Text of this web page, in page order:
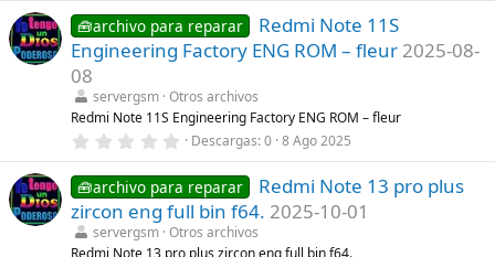
s
)
0
e
s
e
l
a
(
s
)
🧰archivo para reparar
Redmi Note 11S
Engineering Factory ENG ROM – fleur 2025-08-
08
servergsm Otros archivos
Redmi Note 11S Engineering Factory ENG ROM – fleur
0
0
e
s
t
r
Descargas 0 8 Ago 2025
🧰archivo para reparar
Redmi Note 13 pro plus
zircon eng full bin f64. 2025-10-01
servergsm Otros archivos
Redmi Note 13 pro plus zircon eng full bin f64.